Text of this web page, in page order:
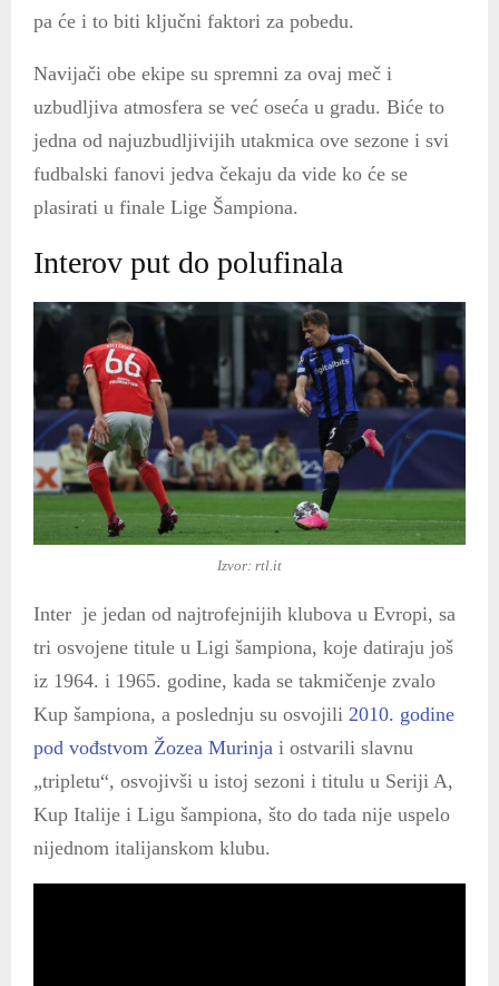
pa će i to biti ključni faktori za pobedu.
Navijači obe ekipe su spremni za ovaj meč i
uzbudljiva atmosfera se već oseća u gradu. Biće to
jedna od najuzbudljivijih utakmica ove sezone i svi
fudbalski fanovi jedva čekaju da vide ko će se
plasirati u finale Lige Šampiona.
Interov put do polufinala
Izvor: rtl.it
Inter je jedan od najtrofejnijih klubova u Evropi, sa
tri osvojene titule u Ligi šampiona, koje datiraju još
iz 1964. i 1965. godine, kada se takmičenje zvalo
Kup šampiona, a poslednju su osvojili 2010. godine
pod vođstvom Žozea Murinja i ostvarili slavnu
„tripletu“, osvojivši u istoj sezoni i titulu u Seriji A,
Kup Italije i Ligu šampiona, što do tada nije uspelo
nijednom italijanskom klubu.